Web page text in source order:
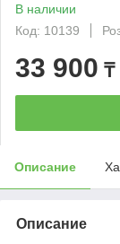
В наличии
Код: 10139
33 900 ₸
Описание
Описание